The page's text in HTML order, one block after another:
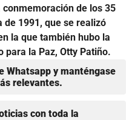
conmemoración de los 35
de 1991, que se realizó
la que también hubo la
para la Paz, Otty Patiño.
Whatsapp y manténgase
relevantes.
con toda la